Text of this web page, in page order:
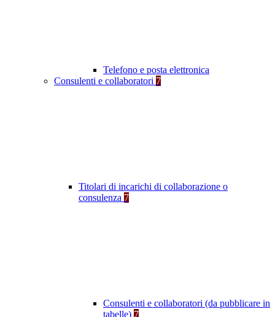
Telefono e posta elettronica
Consulenti e collaboratori 7
Titolari di incarichi di collaborazione o
consulenza 7
Consulenti e collaboratori (da pubblicare in
tabelle) 7